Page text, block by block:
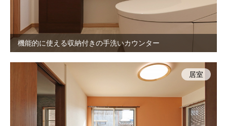
機能的に使える収納付きの手洗いカウンター
居室